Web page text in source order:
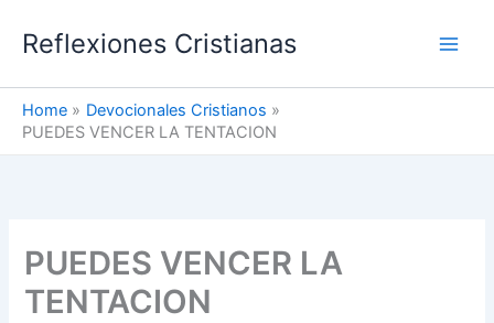
Reflexiones Cristianas
Home
Devocionales Cristianos
PUEDES VENCER LA TENTACION
PUEDES VENCER LA
TENTACION